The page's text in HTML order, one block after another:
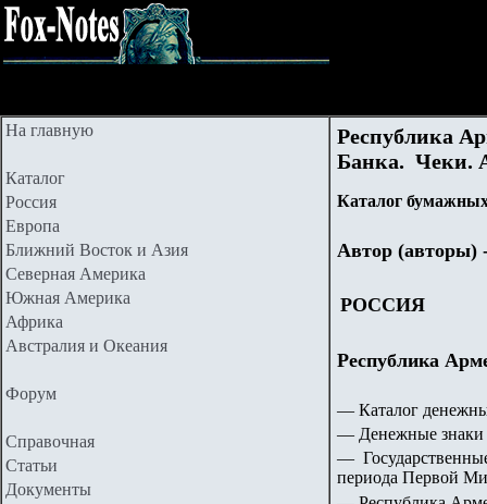
На главную
Каталог
Россия
Европа
Ближний Восток и Азия
Северная Америка
Южная Америка
Африка
Австралия и Океания
Форум
Справочная
Статьи
Документы
Республика
Банка. Чеки.
Каталог
Автор (авторы)
РОССИЯ
Республика
— Каталог
— Денежные знаки
—
периода Первой